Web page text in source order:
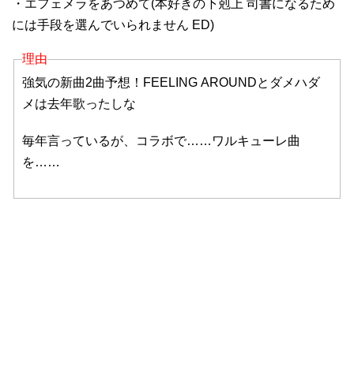
・エフェメラをあつめて(本好きの下剋上 司書になるため
には手段を選んでいられません ED)
理由
強気の新曲2曲予想！FEELING AROUNDとダメハダ
メは去年歌ったしな
毎年言っているが、コラボで……ワルキューレ曲
を……